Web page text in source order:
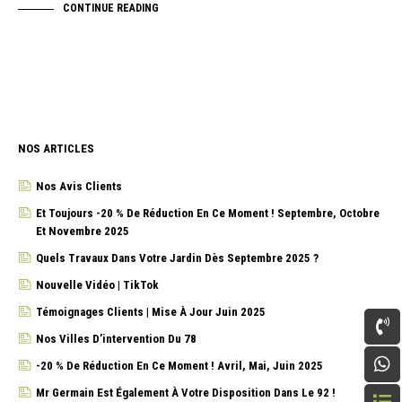
CONTINUE READING
NOS ARTICLES
Nos Avis Clients
Et Toujours -20 % De Réduction En Ce Moment ! Septembre, Octobre
Et Novembre 2025
Quels Travaux Dans Votre Jardin Dès Septembre 2025 ?
Nouvelle Vidéo | TikTok
Témoignages Clients | Mise À Jour Juin 2025
Nos Villes D’intervention Du 78
-20 % De Réduction En Ce Moment ! Avril, Mai, Juin 2025
Mr Germain Est Également À Votre Disposition Dans Le 92 !